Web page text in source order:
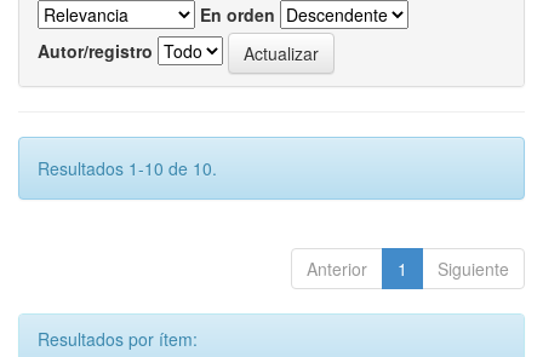
En orden
Autor/registro
Resultados 1-10 de 10.
Anterior 1 Siguiente
Resultados por ítem: